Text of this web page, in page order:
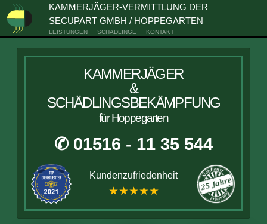
KAMMERJÄGER-VERMITTLUNG DER
SECUPART GMBH / HOPPEGARTEN
LEISTUNGEN SCHÄDLINGE KONTAKT
KAMMERJÄGER
&
SCHÄDLINGSBEKÄMPFUNG
für Hoppegarten
✆ 01516 - 11 35 544
Kundenzufriedenheit
★★★★★